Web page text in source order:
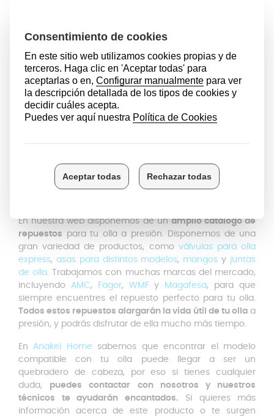
tienes dudas con el montaje, no dudes en contactar
con nuestro equipo técnico
y te ayudarán a resolver
tus dudas.
Para prolongar la vida útilde tus asas te damos varias
recomendaciones:
Evita golpes y caídas, ya que a pesar de estar
directamente para no deteriorar el material.
Limpia adecuadamente
con un paño húmedo con
En nuestra web disponemos de unamplio catálogo de
repuestos para tu olla a presión. Disponemos de una
gran variedad de productos, como válvulas para olla
express, asas para distintos modelos, mangos y juntas
de olla. Trabajamos con muchas marcas del mercado,
incluyendo AMC, Fagor, WMF y Magafesa, para que
siempre encuentres el repuesto perfecto para tu olla.
Todos estos repuestos alargarán la vida útil de tu ollaa
presión, y podrás disfrutar de ella mucho más tiempo.
EnAnakel Home sabemos que encontrar el modelo
compatible con tu olla puede llegar a ser un
quebradero de cabeza, por eso si tienes cualquier
duda, puedes contactar con nosotros y nuestros
técnicos te ayudarán encantados. Si quieres más
información acerca de este producto o te surgen